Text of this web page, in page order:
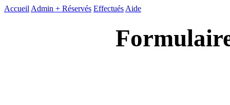
Accueil Admin + Réservés Effectués Aide